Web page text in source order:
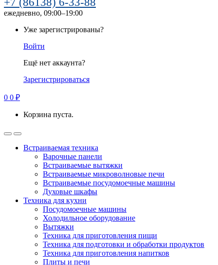
ежедневно, 09:00–19:00
Уже зарегистрированы?
Войти
Ещё нет аккаунта?
Зарегистрироваться
0 0 ₽
Корзина пуста.
Встраиваемая техника
Варочные панели
Встраиваемые вытяжки
Встраиваемые микроволновые печи
Встраиваемые посудомоечные машины
Духовые шкафы
Техника для кухни
Посудомоечные машины
Холодильное оборудование
Вытяжки
Техника для приготовления пищи
Техника для подготовки и обработки продуктов
Техника для приготовления напитков
Плиты и печи